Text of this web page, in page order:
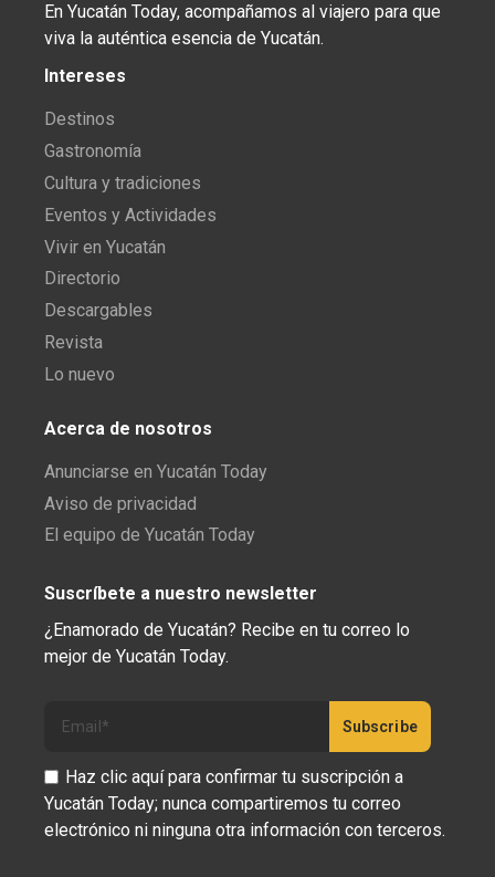
En Yucatán Today, acompañamos al viajero para que
viva la auténtica esencia de Yucatán.
Intereses
Destinos
Gastronomía
Cultura y tradiciones
Eventos y Actividades
Vivir en Yucatán
Directorio
Descargables
Revista
Lo nuevo
Acerca de nosotros
Anunciarse en Yucatán Today
Aviso de privacidad
El equipo de Yucatán Today
Suscríbete a nuestro newsletter
¿Enamorado de Yucatán? Recibe en tu correo lo
mejor de Yucatán Today.
Haz clic aquí para confirmar tu suscripción a
Yucatán Today; nunca compartiremos tu correo
electrónico ni ninguna otra información con terceros.